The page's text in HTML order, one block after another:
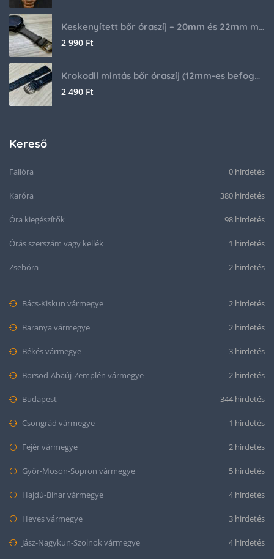
Keskenyített bőr óraszíj – 20mm és 22mm méretben
2 990 Ft
Krokodil mintás bőr óraszíj (12mm-es befogóval rendelkező órához)
2 490 Ft
Kereső
Falióra 0 hirdetés
Karóra 380 hirdetés
Óra kiegészítők 98 hirdetés
Órás szerszám vagy kellék 1 hirdetés
Zsebóra 2 hirdetés
Bács-Kiskun vármegye 2 hirdetés
Baranya vármegye 2 hirdetés
Békés vármegye 3 hirdetés
Borsod-Abaúj-Zemplén vármegye 2 hirdetés
Budapest 344 hirdetés
Csongrád vármegye 1 hirdetés
Fejér vármegye 2 hirdetés
Győr-Moson-Sopron vármegye 5 hirdetés
Hajdú-Bihar vármegye 4 hirdetés
Heves vármegye 3 hirdetés
Jász-Nagykun-Szolnok vármegye 4 hirdetés